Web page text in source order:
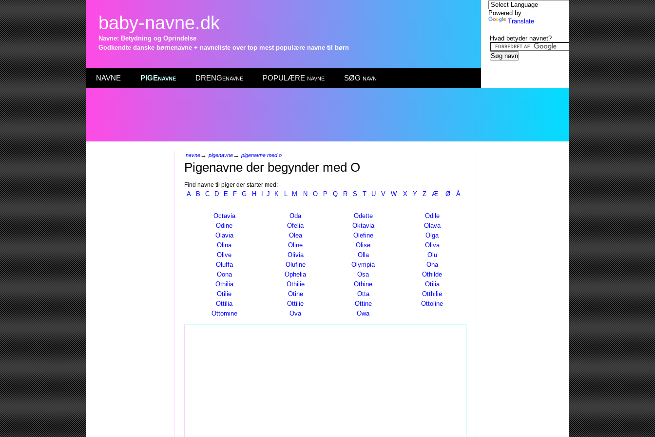
baby-navne.dk
Navne: Betydning og Oprindelse
Godkendte danske børnenavne + navneliste over top mest populære navne til børn
NAVNE PIGEnavne DRENGenavne POPULÆRE navne SØG navn
navne→ pigenavne→ pigenavne med o
Pigenavne der begynder med O
Find navne til piger der starter med:
A B C D E F G H J K L M N O P Q R S T U V W X Y Z Æ Ø Å
Octavia Oda Odette
Odile
Odine
Ofelia Oktavia
Olava
Olavia
Olea Olefine
Olga
Olina
Oline Olise
Oliva
Olive
Olivia Olla
Olu
Oluffa
Olufine Olympia
Ona
Oona
Ophelia Osa
Othilde
Othilia
Othilie Othine
Otilia
Otilie
Otine Otta
Otthilie
Ottilia
Ottilie Ottine
Ottoline
Ottomine
Ova Owa
Powered by
Translate
Hvad betyder navnet?